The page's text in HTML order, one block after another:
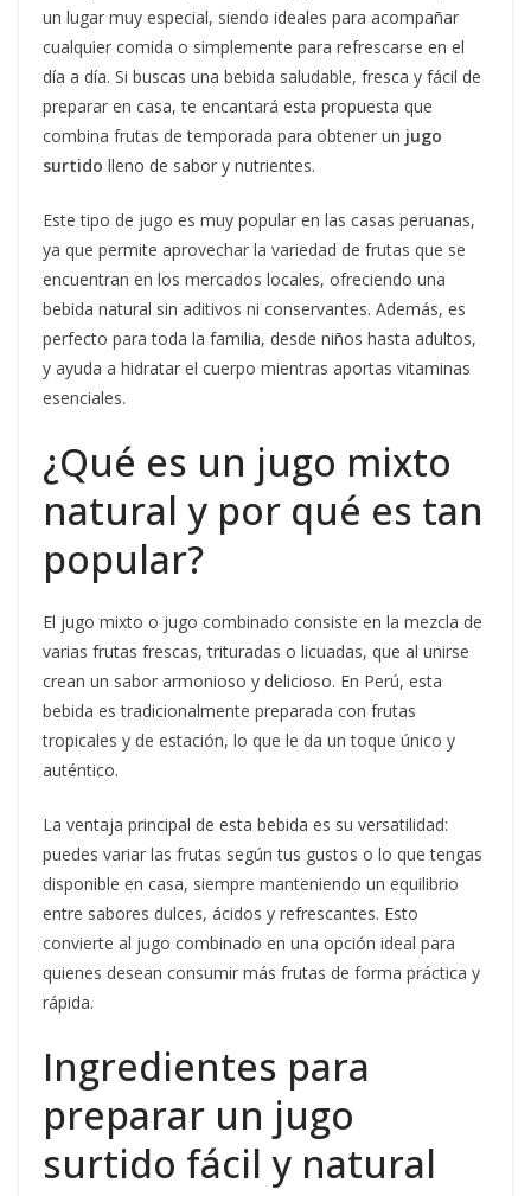
un lugar muy especial, siendo ideales para acompañar
cualquier comida o simplemente para refrescarse en el
día a día. Si buscas una bebida saludable, fresca y fácil de
preparar en casa, te encantará esta propuesta que
combina frutas de temporada para obtener un jugo
surtido lleno de sabor y nutrientes.
Este tipo de jugo es muy popular en las casas peruanas,
ya que permite aprovechar la variedad de frutas que se
encuentran en los mercados locales, ofreciendo una
bebida natural sin aditivos ni conservantes. Además, es
perfecto para toda la familia, desde niños hasta adultos,
y ayuda a hidratar el cuerpo mientras aportas vitaminas
esenciales.
¿Qué es un jugo mixto
natural y por qué es tan
popular?
El jugo mixto o jugo combinado consiste en la mezcla de
varias frutas frescas, trituradas o licuadas, que al unirse
crean un sabor armonioso y delicioso. En Perú, esta
bebida es tradicionalmente preparada con frutas
tropicales y de estación, lo que le da un toque único y
auténtico.
La ventaja principal de esta bebida es su versatilidad:
puedes variar las frutas según tus gustos o lo que tengas
disponible en casa, siempre manteniendo un equilibrio
entre sabores dulces, ácidos y refrescantes. Esto
convierte al jugo combinado en una opción ideal para
quienes desean consumir más frutas de forma práctica y
rápida.
Ingredientes para
preparar un jugo
surtido fácil y natural